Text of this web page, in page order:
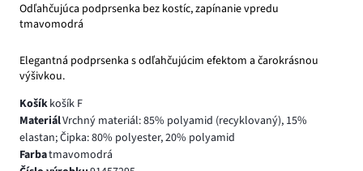
Odľahčujúca podprsenka bez kostíc, zapínanie vpredu
tmavomodrá
Elegantná podprsenka s odľahčujúcim efektom a čarokrásnou
výšivkou.
Košíkkošík F
MateriálVrchný materiál: 85% polyamid (recyklovaný), 15%
elastan; Čipka: 80% polyester, 20% polyamid
Farbatmavomodrá